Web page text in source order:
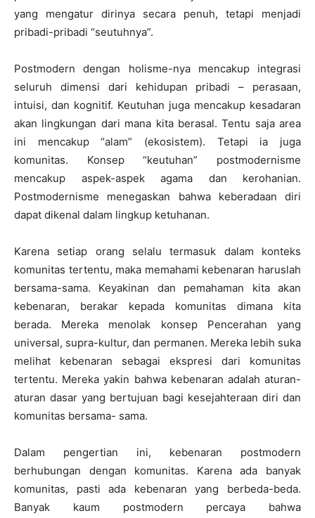
yang mengatur dirinya secara penuh, tetapi menjadi
pribadi-pribadi “seutuhnya”.
Postmodern dengan holisme-nya mencakup integrasi
seluruh dimensi dari kehidupan pribadi – perasaan,
intuisi, dan kognitif. Keutuhan juga mencakup kesadaran
akan lingkungan dari mana kita berasal. Tentu saja area
ini mencakup “alam” (ekosistem). Tetapi ia juga
komunitas. Konsep “keutuhan” postmodernisme
mencakup aspek-aspek agama dan kerohanian.
Postmodernisme menegaskan bahwa keberadaan diri
dapat dikenal dalam lingkup ketuhanan.
Karena setiap orang selalu termasuk dalam konteks
komunitas tertentu, maka memahami kebenaran haruslah
bersama-sama. Keyakinan dan pemahaman kita akan
kebenaran, berakar kepada komunitas dimana kita
berada. Mereka menolak konsep Pencerahan yang
universal, supra-kultur, dan permanen. Mereka lebih suka
melihat kebenaran sebagai ekspresi dari komunitas
tertentu. Mereka yakin bahwa kebenaran adalah aturan-
aturan dasar yang bertujuan bagi kesejahteraan diri dan
komunitas bersama- sama.
Dalam pengertian ini, kebenaran postmodern
berhubungan dengan komunitas. Karena ada banyak
komunitas, pasti ada kebenaran yang berbeda-beda.
Banyak kaum postmodern percaya bahwa